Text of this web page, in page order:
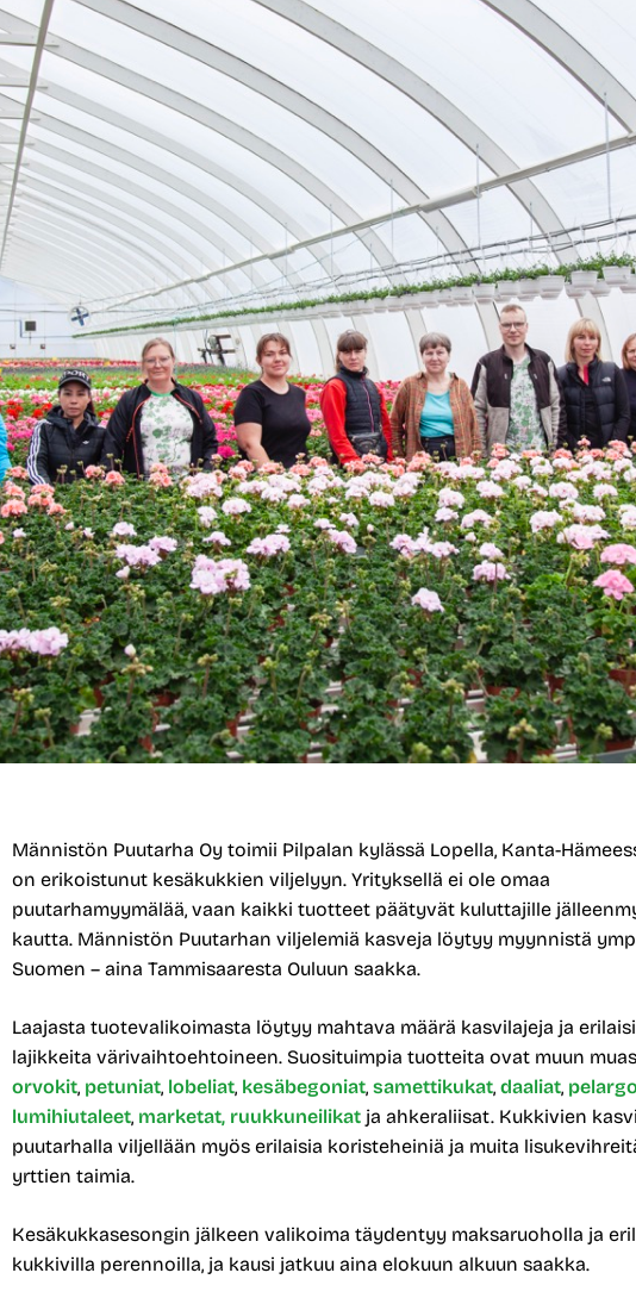
Männistön Puutarha Oy toimii Pilpalan kylässä Lopella, Kanta-
on erikoistunut kesäkukkien viljelyyn. Yrityksellä ei ole omaa
puutarhamyymälää, vaan kaikki tuotteet päätyvät kuluttajille
kautta. Männistön Puutarhan viljelemiä kasveja löytyy myynnistä
Suomen – aina Tammisaaresta Ouluun saakka.
Laajasta tuotevalikoimasta löytyy mahtava määrä kasvilajeja ja
lajikkeita värivaihtoehtoineen. Suosituimpia tuotteita ovat muun
orvokit, petuniat, lobeliat, kesäbegoniat, samettikukat, daaliat,
lumihiutaleet, marketat, ruukkuneilikat ja ahkeraliisat. Kukkivien
puutarhalla viljellään myös erilaisia koristeheiniä ja muita
yrttien taimia.
Kesäkukkasesongin jälkeen valikoima täydentyy maksaruoholla ja
kukkivilla perennoilla, ja kausi jatkuu aina elokuun alkuun saakka.